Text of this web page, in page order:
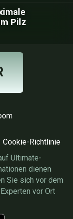
Pilz
Cookie-Richtlinie
Ultimate-
dienen
Sie sich vor dem
vor Ort